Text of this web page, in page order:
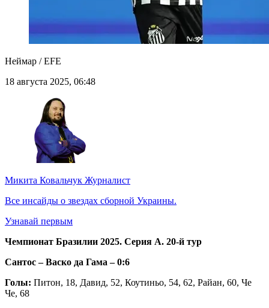
Неймар / EFE
18 августа 2025, 06:48
Микита Ковальчук Журналист
Все инсайды о звездах сборной Украины.
Узнавай первым
Чемпионат Бразилии 2025. Серия А. 20-й тур
Сантос – Васко да Гама – 0:6
Голы: Питон, 18, Давид, 52, Коутиньо, 54, 62, Райан, 60, Че
Че, 68